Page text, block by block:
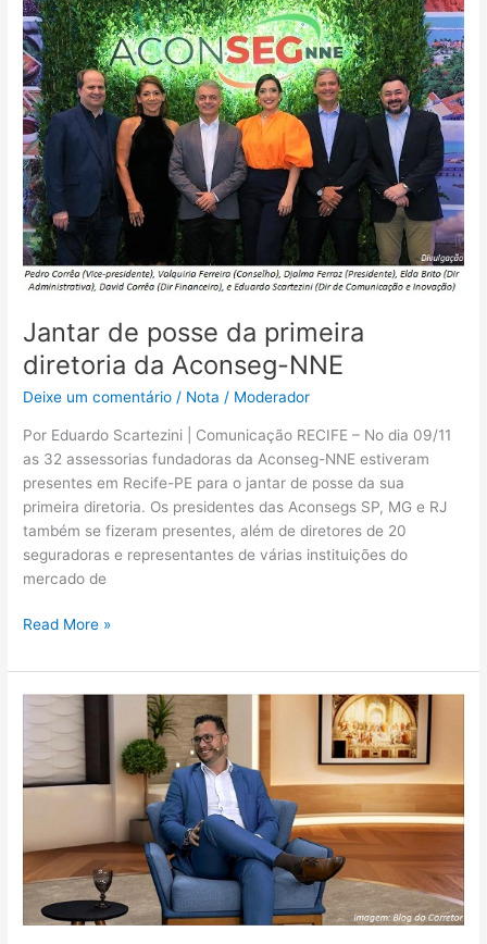
Jantar de posse da primeira
diretoria da Aconseg-NNE
Deixe um comentário / Nota / Moderador
Por Eduardo Scartezini | Comunicação RECIFE – No dia 09/11
as 32 assessorias fundadoras da Aconseg-NNE estiveram
presentes em Recife-PE para o jantar de posse da sua
primeira diretoria. Os presidentes das Aconsegs SP, MG e RJ
também se fizeram presentes, além de diretores de 20
seguradoras e representantes de várias instituições do
mercado de
de
posse
da
primeira
diretoria
da
Aconseg-
NNE
Read More »
Thiago
o
Programa
Segura
Brasil